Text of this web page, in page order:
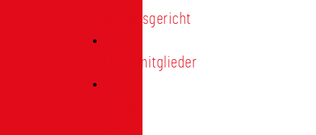
Schiedsgericht
Ehrenmitglieder